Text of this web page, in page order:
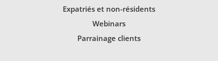
Expatriés et non-résidents
Webinars
Parrainage clients